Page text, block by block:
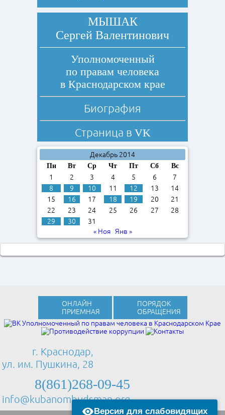
МЫШАК
Сергей Валентинович
Уполномоченный
по правам человека
в Краснодарском крае
Биография
Страница в VK
Декабрь 2014
Пн Вт Ср Чт Пт Сб Вс
1 2 3 4 5 6
7
8
9 10 11 12 13
14
15
16 17 18 19 20
21
22
23 24 25 26 27
28
29
30
31
« Ноя Янв »
ОНЛАЙН
ПРИЕМНАЯ
ПОРЯДОК
ОБРАЩЕНИЯ
г. Краснодар,
ул. им. Пушкина, 28
8(861)268-09-45
info@kubanombudsman.org
Версия для слабовидящих